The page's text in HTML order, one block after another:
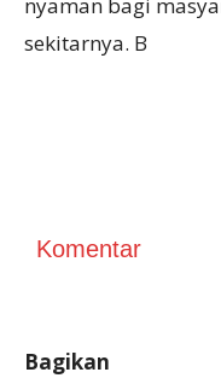
sekitarnya. B
Komentar
Bagikan